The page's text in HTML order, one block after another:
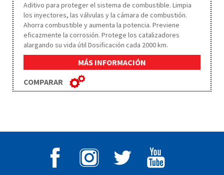
Aditivo para proteger el sistema de combustible. Limpia
los inyectores, las válvulas y la cámara de combustión.
Ahorra combustible y aumenta la potencia. Previene
eficazmente la corrosión. Protege los catalizadores
alargando su vida útil Dosificación cada 2000 km.
MÁS INFORMACIÓN
COMPARAR